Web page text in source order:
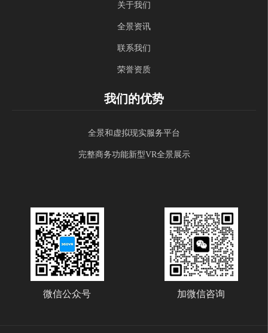
关于我们
全景资讯
联系我们
荣誉资质
我们的优势
全景和虚拟现实服务平台
完整商务功能新型VR全景展示
微信公众号 加微信咨询